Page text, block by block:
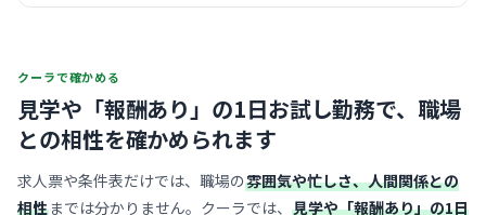
クーラで確かめる
見学や「報酬あり」の1日お試し勤務で、 職場
との相性を確かめられます
求人票や条件表だけでは、職場の雰囲気や忙しさ、人間関係との
相性までは分かりません。クーラでは、 見学や「報酬あり」の1日